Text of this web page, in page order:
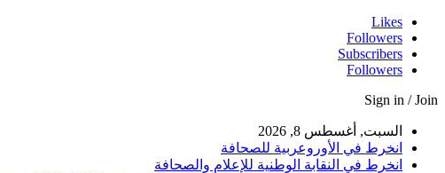
Likes
Followers
Subscribers
Followers
Sign in / Join
السبت, أغسطس 8, 2026
انخرط في الأوروعربية للصحافة
انخرط في النقابة الوطنية للإعلام والصحافة